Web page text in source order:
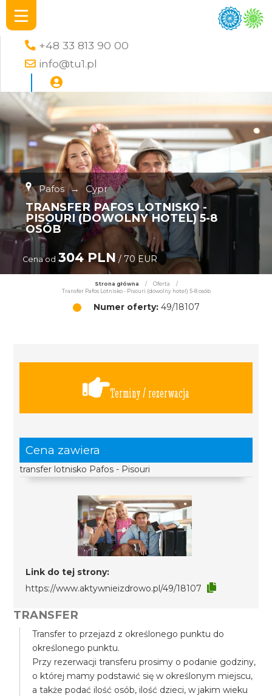
+48 33 813 90 00
info@tu1.pl
Pafos → Cypr
TRANSFER PAFOS LOTNISKO -
PISOURI (DOWOLNY HOTEL) 5-8
OSÓB
Cena od 304 PLN / 70 EUR
Strona główna / Oferta
/
Transfer Pafos Lotnisko - Pisouri (dowolny hotel) 5-8 osób
Numer oferty:49/18107
Terminy / rezerwacja
Cena zawiera
transfer lotnisko Pafos - Pisouri
Link do tej strony:
https://www.aktywnieizdrowo.pl/49/18107
TRANSFER
Transfer to przejazd z określonego punktu do
określonego punktu.
Przy rezerwacji transferu prosimy o podanie godziny,
o której mamy podstawić się w określonym miejscu,
a także podać ilość osób, ilość dzieci, w jakim wieku